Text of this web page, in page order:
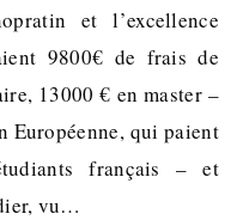
et l’excellence
9800€ de frais de
13000 € en master –
Européenne, qui paient
français – et
vu…